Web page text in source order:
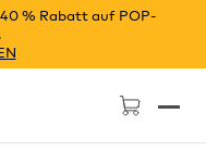
% Rabatt auf POP-